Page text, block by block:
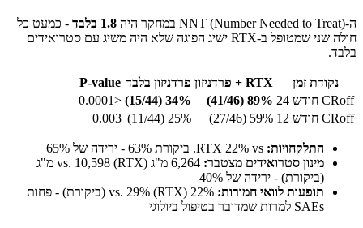
ה-NNT (Number Needed to Treat) במחקר היה 1.8 בלבד
- כמעט כל
חולה שני שמטופל ב-RTX ישיג הפוגה שלא היה משיג עם סטרואידים
בלבד.
נקודת זמן RTX + פרדניזון פרדניזון בלבד P-value
CRoff חודש 24
89% (41/46)
34% (15/44)
<0.0001
CRoff חודש 12
59% (27/46)
25% (11/44)
0.003
התלקחויות:
מינון סטרואידים מצטבר:
6,264 מ"ג (RTX) vs. 10,598 מ"ג
(ביקורת) - ירידה של 40%
תופעות לוואי חמורות:
22% (RTX) vs. 29% (ביקורת) - פחות
SAEs למרות שמדובר בטיפול ביולוגי